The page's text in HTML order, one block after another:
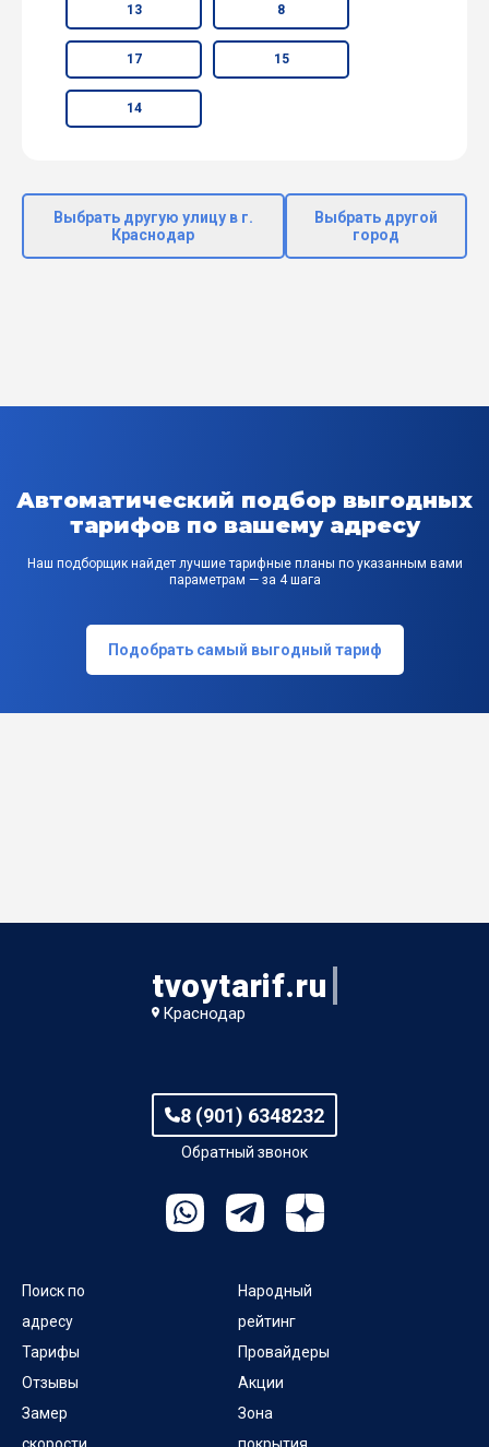
13 8
17 15
14
Выбрать другую улицу в г.
Краснодар
Выбрать другой
город
Автоматический подбор выгодных
тарифов по вашему адресу
Наш подборщик найдет лучшие тарифные планы по указанным вами
параметрам — за 4 шага
Подобрать самый выгодный тариф
tvoytarif.ru
Краснодар
8 (901) 6348232
Обратный звонок
Поиск по
адресу
Тарифы
Отзывы
Замер
Народный
рейтинг
Провайдеры
Акции
Зона